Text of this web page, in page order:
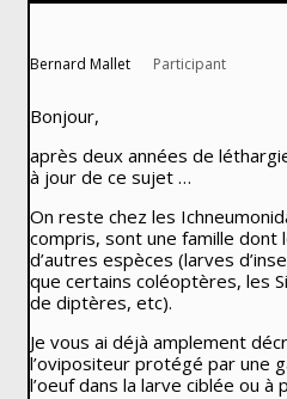
Bernard Mallet Participant
Bonjour,
après deux années de
à jour de ce sujet …
On reste chez les
compris, sont une famille
d’autres espèces (larves
que certains coléoptères, les
de diptères, etc).
Je vous ai déjà amplement
l’ovipositeur protégé par une
l’oeuf dans la larve ciblée ou